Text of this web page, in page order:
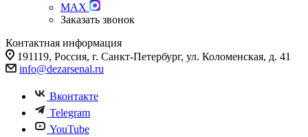
MAX
Заказать звонок
Контактная информация
191119, Россия, г. Санкт-Петербург, ул. Коломенская, д. 41
info@dezarsenal.ru
Вконтакте
Telegram
YouTube